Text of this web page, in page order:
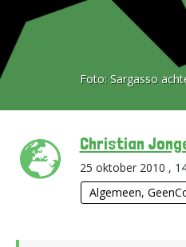
Foto: Sargasso
Christian
25 oktober 2010 ,
Algemeen,